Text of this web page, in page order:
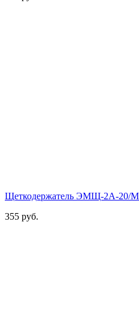
Щеткодержатель ЭМЩ-2А-20/
355 руб.